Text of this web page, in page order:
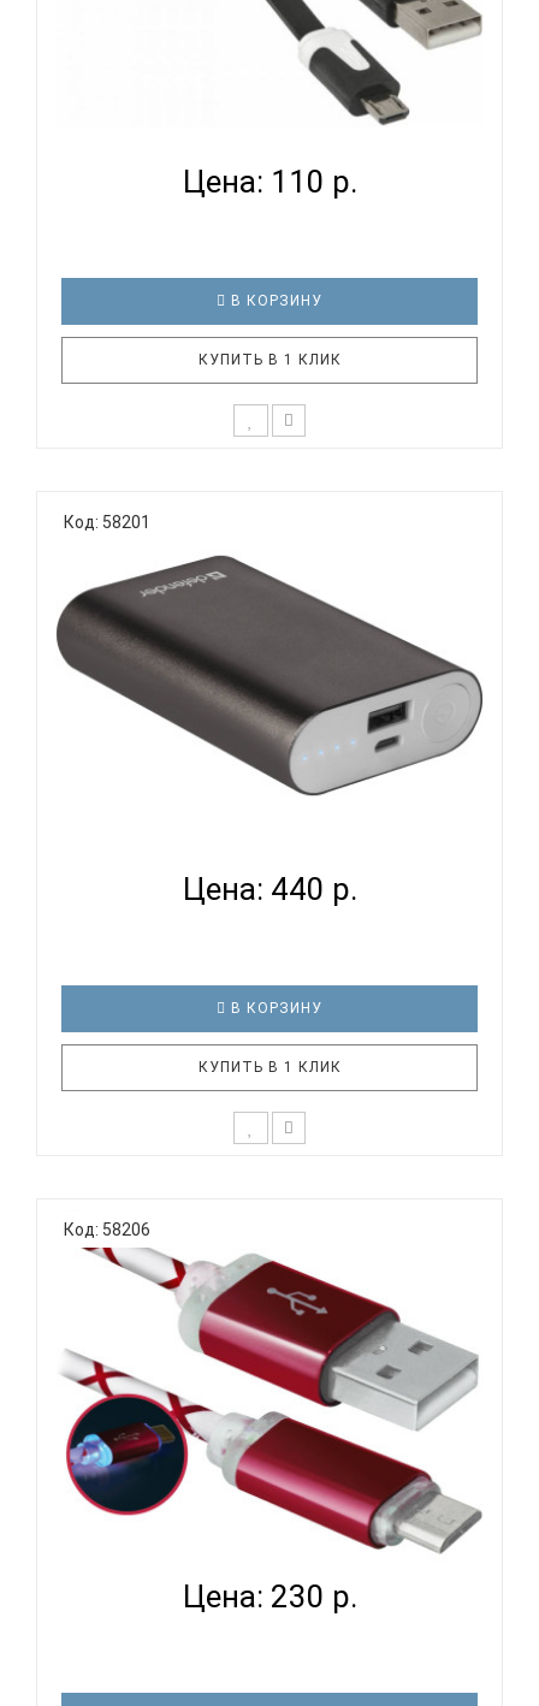
DEFENDER ACH01-03P - ЦИФРОВОЙ КАБЕЛЬ...
Цена: 110 р.
В КОРЗИНУ
КУПИТЬ В 1 КЛИК
периферийных устройств к ПК Подходит для
телефонов, планшетов, цифровых фотокамер,
навигаторов, видеорегистраторов и других уст..
Код: 58201
Цена: 440 р.
В КОРЗИНУ
КУПИТЬ В 1 КЛИК
автономную работу ваших мобильных
устройствЛитий-ионная батарея Защита от
перегрузки и короткого замыканияПомогает
обезопасить заряжаемое устройство в случае
воз..
Код: 58206
DEFENDER USB08-03LT КРАСНЫЙ - ЦИФРОВОЙ
Цена: 230 р.